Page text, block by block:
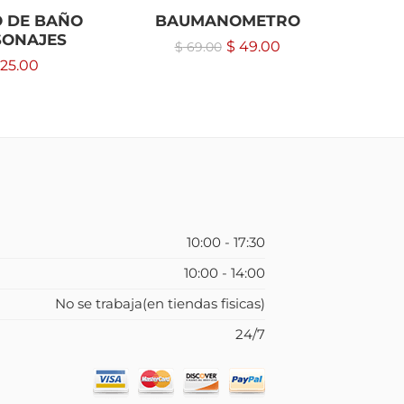
DE BAÑO
BAUMANOMETRO
$69.00 $ 49.00
10:00 - 17:30
10:00 - 14:00
No se trabaja(en tiendas fisicas)
24/7